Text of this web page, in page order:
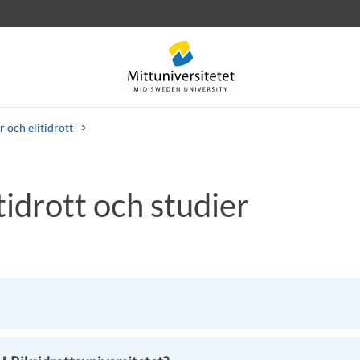
och elitidrott
Personal Lediga jobb
och studier